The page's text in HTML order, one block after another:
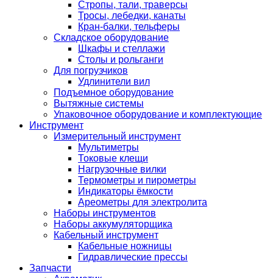
Стропы, тали, траверсы
Тросы, лебедки, канаты
Кран-балки, тельферы
Складское оборудование
Шкафы и стеллажи
Столы и рольганги
Для погрузчиков
Удлинители вил
Подъемное оборудование
Вытяжные системы
Упаковочное оборудование и комплектующие
Инструмент
Измерительный инструмент
Мультиметры
Токовые клещи
Нагрузочные вилки
Термометры и пирометры
Индикаторы ёмкости
Ареометры для электролита
Наборы инструментов
Наборы аккумуляторщика
Кабельный инструмент
Кабельные ножницы
Гидравлические прессы
Запчасти